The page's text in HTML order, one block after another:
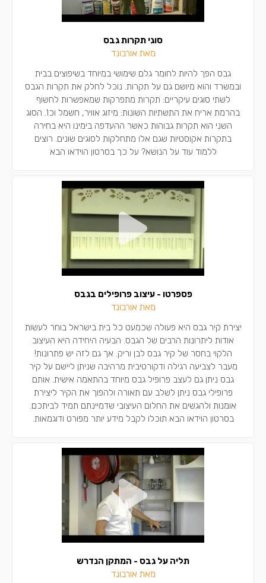
סוגי תקרות גבס
מאת אורבונד
גבס הפך להיות לחומר גלם שימושי במיוחד בשיפוצים בבית
ובמשרד והוא מיושם גם על תקרות. נוכל לחלק את תקרות הגבס
לשתי סוגים עיקריים: תקרות מתפרקות שמאפשרות לחשוף
בהרמת אריח את התשתיות השונות: מיזוג אוויר, חשמל וכו'. הסוג
השני הוא תקרות גבוהות כאשר ההעדפה בימינו היא בחירה
בתקרות אקוסטיות שגם אלו מתחלקות לסוגים שונים. רוצים
ללמוד עוד על הנושא? על כך בסרטון הוידאו הבא
פספרטו - עיצוב פרופילים בגבס
מאת אורבונד
יצירת קיר גבס היא פעולה שכמעט כל בית בישראל בוחר לעשות
אודות ליתרונות הרבים של הגבס. הבעיה היחידה היא העיצוב
הלקוי בחסר של קיר גבס לבן וריק. אך גם לזה יש פתרונות!
מעבר לצביעה רגילה ודקורטיבית מרהיבה שניתן ליישם על קיר
גבס ניתן גם לעצב פרופיל גבס מיוחד בהתאמה אישית. אותם
פרופילי גבס ניתן לשלב עם תאורה ולהפוך את הקיר ליצירת
אומנות ולהגשים את החלום העיצובי שדמיינתם תמיד לביתכם.
בסרטון הוידאו הבא תוכלו לקבל מידע יותר מפורט ודוגמאות.
תליה על גבס - המתקן הנדרש
מאת אורבונד